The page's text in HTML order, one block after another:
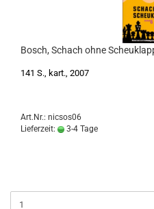
Bosch, Schach ohne
141 S., kart., 2007
Art.Nr.: nicsos06
Lieferzeit:
3-4 Tage